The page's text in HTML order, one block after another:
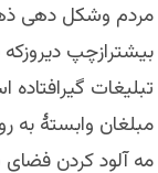
مردم وشکل دهی
بیشترازچپ
تبلیغات
مبلغان وابستۀ به
مه آلود کردن